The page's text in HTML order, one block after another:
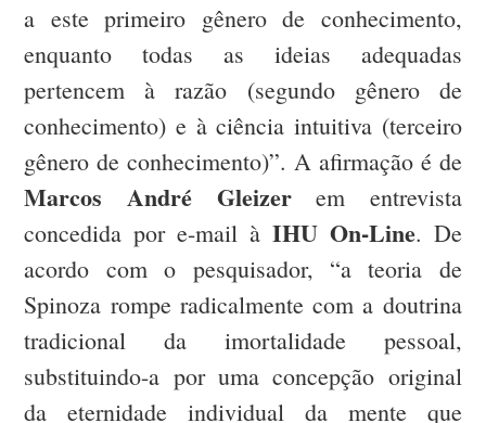
a este primeiro gênero de conhecimento,
enquanto todas as ideias adequadas
pertencem à razão (segundo gênero de
conhecimento) e à ciência intuitiva (terceiro
gênero de conhecimento)”. A afirmação é de
Marcos André Gleizerem entrevista
concedida por e-mail à IHU On-Line. De
acordo com o pesquisador, “a teoria de
Spinoza rompe radicalmente com a doutrina
tradicional da imortalidade pessoal,
substituindo-a por uma concepção original
da eternidade individual da mente que